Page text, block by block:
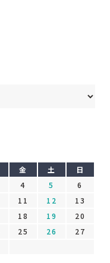
金 土
日
4 5
6
11 12
13
18 19
20
25 26
27